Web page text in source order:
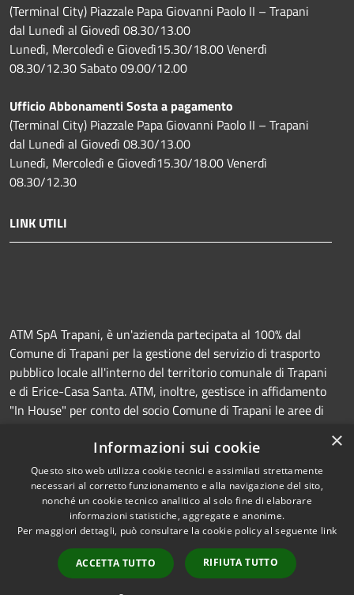
(Terminal City) Piazzale Papa Giovanni Paolo II – Trapani
dal Lunedì al Giovedì 08.30/13.00
Lunedì, Mercoledì e Giovedì15.30/18.00 Venerdì
08.30/12.30 Sabato 09.00/12.00
Ufficio Abbonamenti Sosta a pagamento
(Terminal City) Piazzale Papa Giovanni Paolo II – Trapani
dal Lunedì al Giovedì 08.30/13.00
Lunedì, Mercoledì e Giovedì15.30/18.00 Venerdì
08.30/12.30
LINK UTILI
ATM SpA Trapani, è un'azienda partecipata al 100% dal
Comune di Trapani per la gestione del servizio di trasporto
pubblico locale all'interno del territorio comunale di Trapani
e di Erice-Casa Santa. ATM, inoltre, gestisce in affidamento
"In House" per conto del socio Comune di Trapani le aree di
manutenzione della segnaletica orizzontale e verticale.
RSS
Accessibilità
Copyright © 2026 • Azienda
Trasporti e Mobilità • Powered
byMunicipium
Accesso
redazione
×
Informazioni sui cookie
Questo sito web utilizza cookie tecnici e assimilati strettamente
necessari al corretto funzionamento e alla navigazione del sito,
nonché un cookie tecnico analitico al solo fine di elaborare
informazioni statistiche, aggregate e anonime.
Per maggiori dettagli, può consultare la cookie policy al seguente link
ACCETTA TUTTO RIFIUTA TUTTO